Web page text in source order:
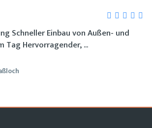
Schneller Einbau von Außen- und
Tag Hervorragender, ...